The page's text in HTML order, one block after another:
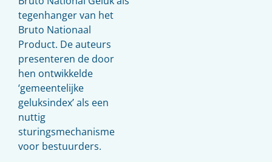
tegenhanger van het
Bruto Nationaal
Product. De auteurs
presenteren de door
hen ontwikkelde
‘gemeentelijke
geluksindex’ als een
nuttig
sturingsmechanisme
voor bestuurders.